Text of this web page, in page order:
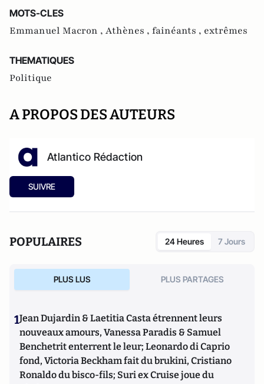
MOTS-CLES
Emmanuel Macron , Athènes , fainéants , extrêmes
THEMATIQUES
Politique
A PROPOS DES AUTEURS
Atlantico Rédaction
SUIVRE
POPULAIRES 24 Heures 7 Jours
PLUS LUS PLUS PARTAGES
1Jean Dujardin & Laetitia Casta étrennent leurs
nouveaux amours, Vanessa Paradis & Samuel
Benchetrit enterrent le leur; Leonardo di Caprio
fond, Victoria Beckham fait du brukini, Cristiano
Ronaldo du bisco-fils; Suri ex Cruise joue du